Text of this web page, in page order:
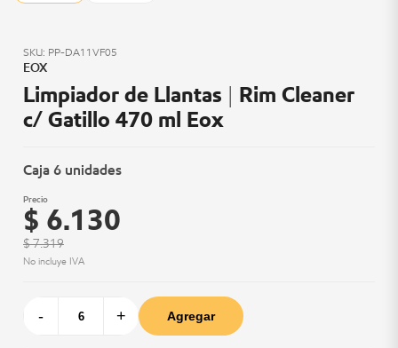
SKU: PP-DA11VF05
EOX
Limpiador de Llantas | Rim Cleaner
c/ Gatillo 470 ml Eox
Caja 6 unidades
Precio
$ 6.130
$ 7.319
No incluye IVA
- + Agregar